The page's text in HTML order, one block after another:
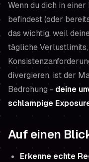
Wenn du dich in
befindest (oder
das wichtig, weil
tägliche
divergieren, ist der
Bedrohung - deine
schlampige
Auf einen
Erkenne echte